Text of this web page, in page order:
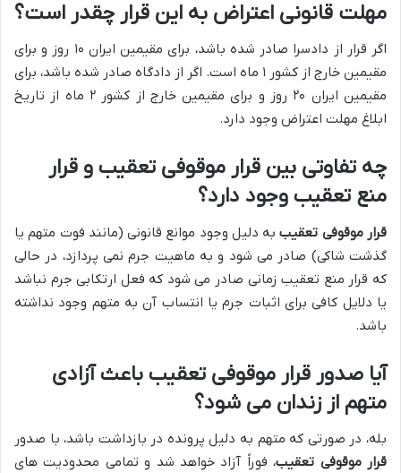
مهلت قانونی اعتراض به این قرار چقدر است؟
اگر قرار از دادسرا صادر شده باشد، برای مقیمین ایران ۱۰ روز و برای
مقیمین خارج از کشور ۱ ماه است. اگر از دادگاه صادر شده باشد، برای
مقیمین ایران ۲۰ روز و برای مقیمین خارج از کشور ۲ ماه از تاریخ
ابلاغ مهلت اعتراض وجود دارد.
چه تفاوتی بین قرار موقوفی تعقیب و قرار
منع تعقیب وجود دارد؟
قرار موقوفی تعقیببه دلیل وجود موانع قانونی (مانند فوت متهم یا
گذشت شاکی) صادر می شود و به ماهیت جرم نمی پردازد، در حالی
که قرار منع تعقیب زمانی صادر می شود که فعل ارتکابی جرم نباشد
یا دلایل کافی برای اثبات جرم یا انتساب آن به متهم وجود نداشته
باشد.
آیا صدور قرار موقوفی تعقیب باعث آزادی
متهم از زندان می شود؟
بله، در صورتی که متهم به دلیل پرونده در بازداشت باشد، با صدور
قرار موقوفی تعقیب، فوراً آزاد خواهد شد و تمامی محدودیت های